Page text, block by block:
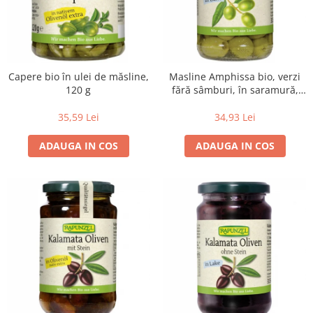
Lapte bio si bauturi vegetale
Sirop bio
Sucuri din fructe si legume bio
Superalimente
Pudre proteice bio
Superalimente bio
Uleiuri, grasimi si otet
Grasimi bio
Ulei bio
Ulei de masline bio
Uleiuri esentiale alimentare bio
Uleiuri Oxyguard
Capere bio în ulei de măsline,
120 g
35,59 Lei
ADAUGA IN COS
Masline Amphissa bio, verzi
fără sâmburi, în saramură,
34,93 Lei
ADAUGA IN COS